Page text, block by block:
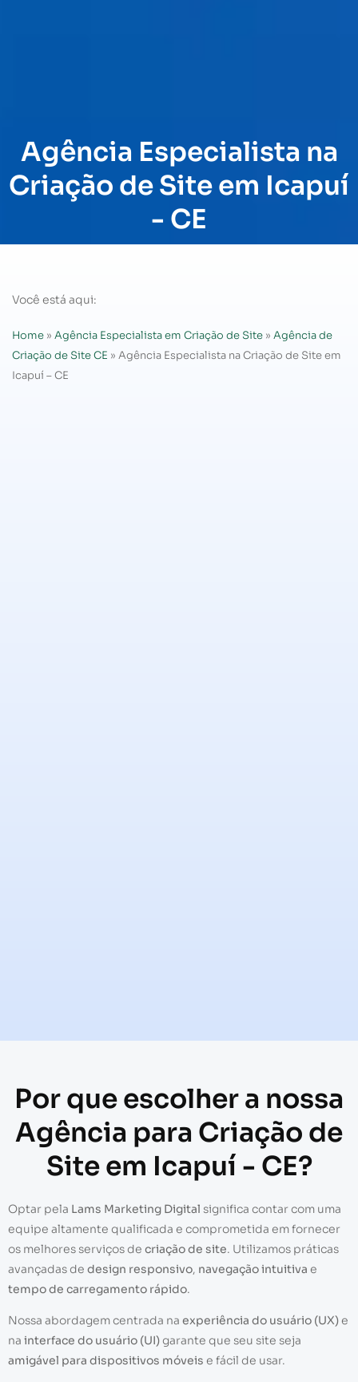
Agência Especialista na
Criação de Site em Icapuí
- CE
Você está aqui:
Home » Agência Especialista em Criação de Site » Agência de
Criação de Site CE » Agência Especialista na Criação de Site em
Icapuí – CE
Por que escolher a nossa
Agência para Criação de
Site em Icapuí - CE?
Optar pela Lams Marketing Digital significa contar com uma
equipe altamente qualificada e comprometida em fornecer
os melhores serviços de criação de site. Utilizamos práticas
avançadas de design responsivo, navegação intuitiva e
tempo de carregamento rápido.
Nossa abordagem centrada na experiência do usuário (UX)e
na interface do usuário (UI)garante que seu site seja
amigável para dispositivos móveis e fácil de usar.